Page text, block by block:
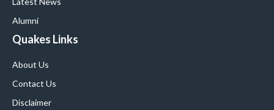
Alumni
Quakes Links
About Us
Contact Us
Disclaimer